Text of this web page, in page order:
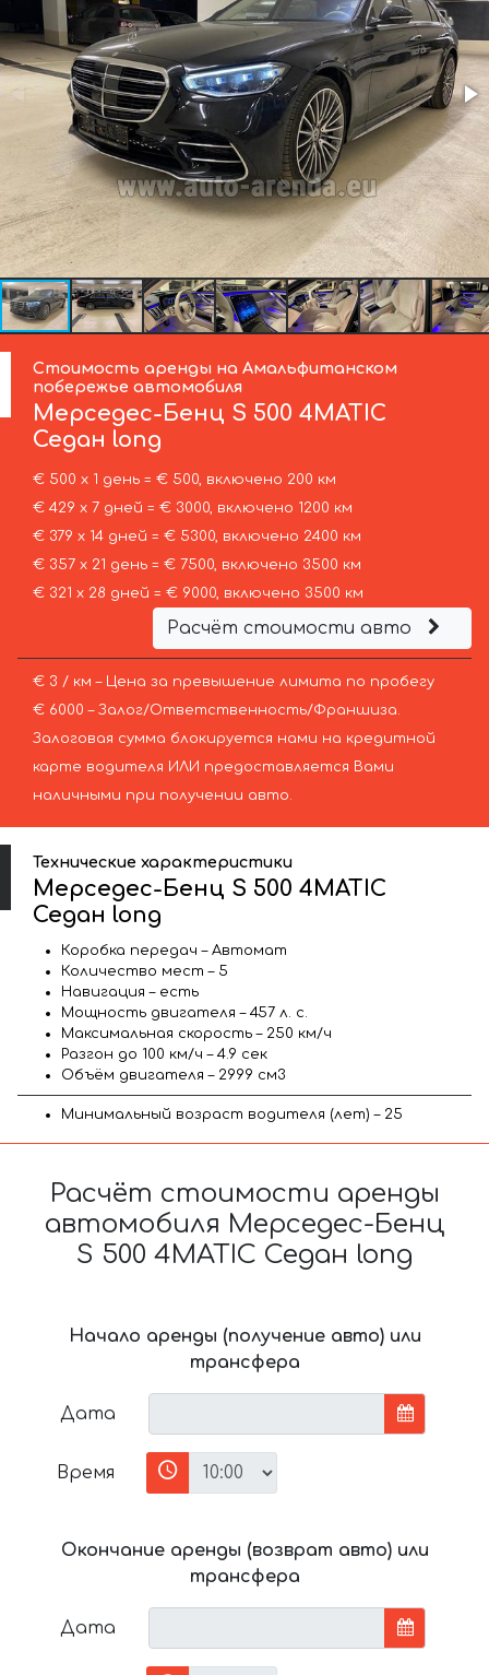
Стоимость аренды на Амальфитанском
побережье автомобиля
Мерседес-Бенц S 500 4MATIC
Седан long
€ 500 х 1 день = € 500, включено 200 км
€ 429 х 7 дней = € 3000, включено 1200 км
€ 379 х 14 дней = € 5300, включено 2400 км
€ 357 х 21 день = € 7500, включено 3500 км
€ 321 х 28 дней = € 9000, включено 3500 км
Расчёт стоимости авто
€ 3 / км – Цена за превышение лимита по пробегу
€ 6000 – Залог/Ответственность/Франшиза.
Залоговая сумма блокируется нами на кредитной
карте водителя ИЛИ предоставляется Вами
наличными при получении авто.
Технические характеристики
Мерседес-Бенц S 500 4MATIC
Седан long
Коробка передач – Автомат
Количество мест – 5
Навигация – есть
Мощность двигателя – 457 л. с.
Максимальная скорость – 250 км/ч
Разгон до 100 км/ч – 4.9 сек
Объём двигателя – 2999 см3
Минимальный возраст водителя (лет) – 25
Расчёт стоимости аренды
автомобиля Мерседес-Бенц
S 500 4MATIC Седан long
Начало аренды (получение авто) или
трансфера
Дата
Время
Окончание аренды (возврат авто) или
трансфера
Дата